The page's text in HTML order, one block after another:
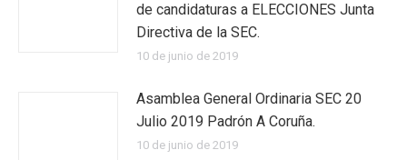
de candidaturas a ELECCIONES Junta
Directiva de la SEC.
10 de junio de 2019
Asamblea General Ordinaria SEC 20
Julio 2019 Padrón A Coruña.
10 de junio de 2019